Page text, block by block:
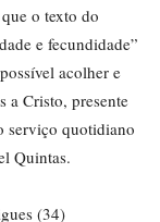
o texto do
e fecundidade”
acolher e
a Cristo, presente
serviço quotidiano
Quintas.